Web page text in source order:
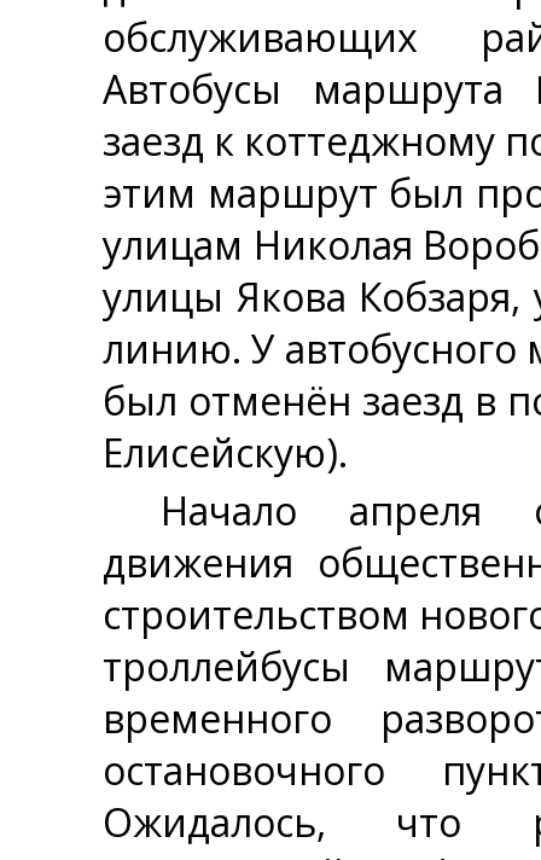
обслуживающих
Автобусы маршрута
заезд к коттеджному
этим маршрут был
улицам Николая
улицы Якова Кобзаря,
линию. У
был отменён заезд в
Елисейскую).
Начало апреля
движения
строительством
троллейбусы
временного
остановочного
Ожидалось, что